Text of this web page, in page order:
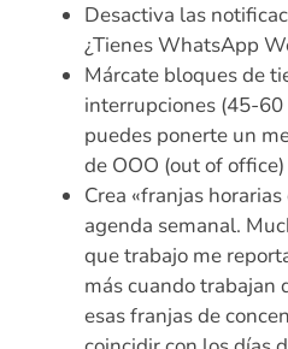
Desactiva las
¿Tienes WhatsApp
Márcate bloques de
interrupciones (45-
puedes ponerte un
de OOO (out of office)
Crea «franjas
agenda semanal.
que trabajo me
más cuando trabajan
esas franjas de